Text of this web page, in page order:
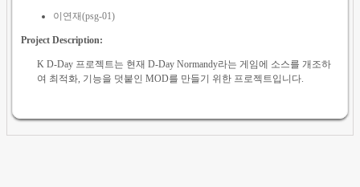
이연재(psg-01)
Project Description:
K D-Day 프로젝트는 현재 D-Day Normandy라는 게임에 소스를 개조하
여 최적화, 기능을 덧붙인 MOD를 만들기 위한 프로젝트입니다.